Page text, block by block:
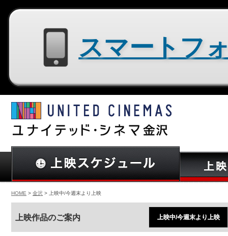
HOME > 金沢 > 上映中/今週末より上映
上映作品のご案内 上映中/今週末より上映